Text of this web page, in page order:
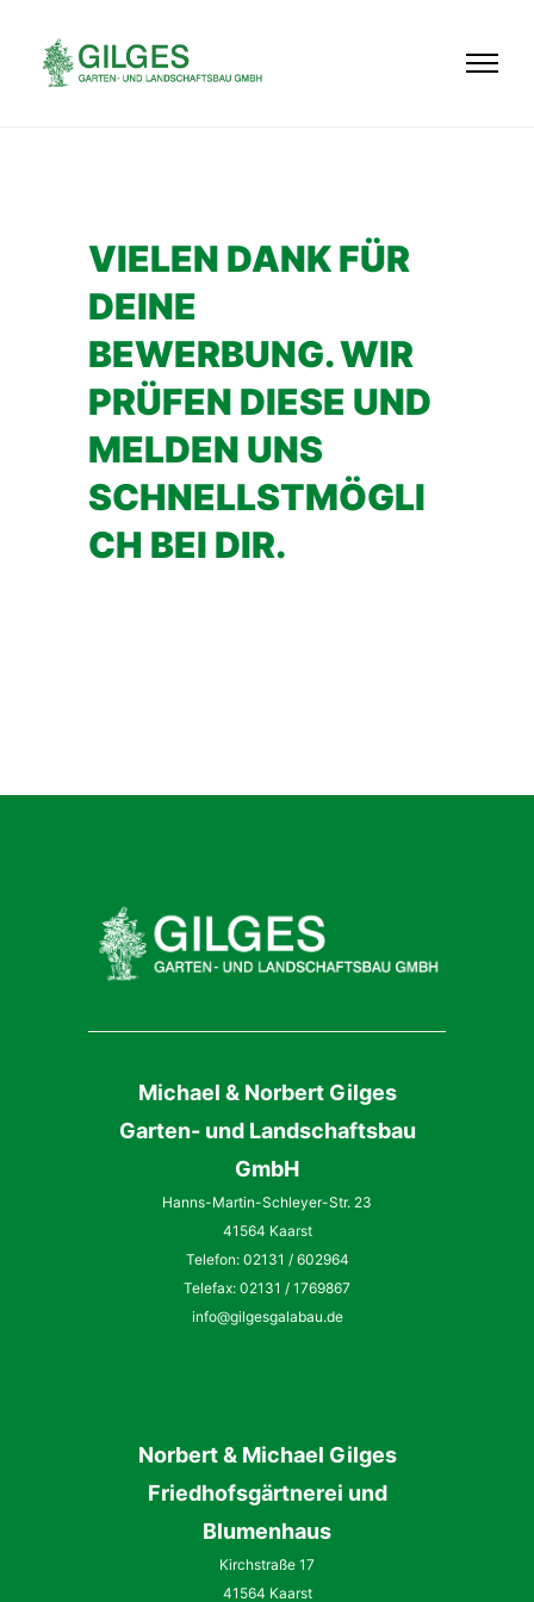
VIELEN DANK FÜR
DEINE
BEWERBUNG. WIR
PRÜFEN DIESE UND
MELDEN UNS
SCHNELLSTMÖGLI
CH BEI DIR.
Michael & Norbert Gilges
Garten- und Landschaftsbau
GmbH
Hanns-Martin-Schleyer-Str. 23
41564 Kaarst
Telefon: 02131 / 602964
Telefax: 02131 / 1769867
info@gilgesgalabau.de
Norbert& Michael Gilges
Friedhofsgärtnerei und
Blumenhaus
Kirchstraße 17
41564 Kaarst